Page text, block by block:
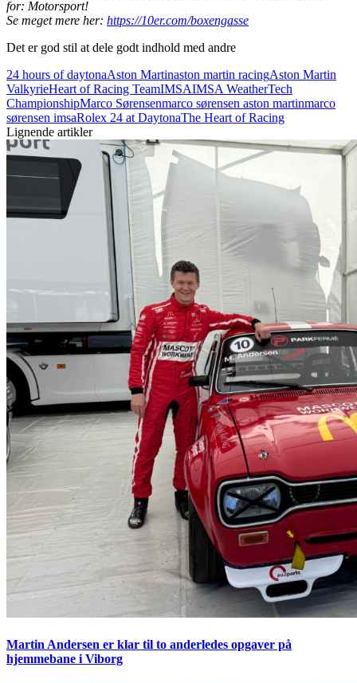
for: Motorsport!
Se meget mere her: https://10er.com/boxengasse
Det er god stil at dele godt indhold med andre
24 hours of daytonaAston Martinaston martin racingAston Martin
ValkyrieHeart of Racing TeamIMSAIMSA WeatherTech
ChampionshipMarco Sørensenmarco sørensen aston martinmarco
sørensen imsaRolex 24 at DaytonaThe Heart of Racing
Lignende artikler
Martin Andersen er klar til to anderledes opgaver på
hjemmebane i Viborg